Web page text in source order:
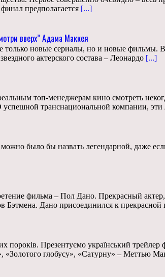
предполагается [...]
вверх” Адама Маккея
новые сериалы, но и новые фильмы.
актерского состава – Леонардо [...]
топ-менеджерам кино смотреть
транснациональной компании, эти
было бы назвать легендарной, даже
фильма – Пол Дано. Прекрасный
Бэтмена. Дано присоединился к
Презентуємо український трейлер
«Золотого глобусу», «Сатурну» – Меттью